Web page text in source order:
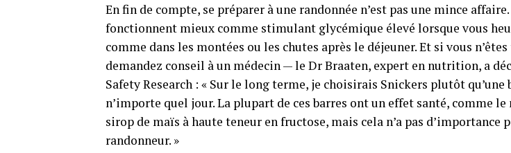
En fin de compte, se préparer à une randonnée n’est pas une mince
fonctionnent mieux comme stimulant glycémique élevé lorsque vous
comme dans les montées ou les chutes après le déjeuner. Et si vous
demandez conseil à un médecin — le Dr Braaten, expert en nutrition, a
Safety Research : « Sur le long terme, je choisirais Snickers plutôt qu’une
n’importe quel jour. La plupart de ces barres ont un effet santé, comme
sirop de maïs à haute teneur en fructose, mais cela n’a pas d’importance
randonneur. »